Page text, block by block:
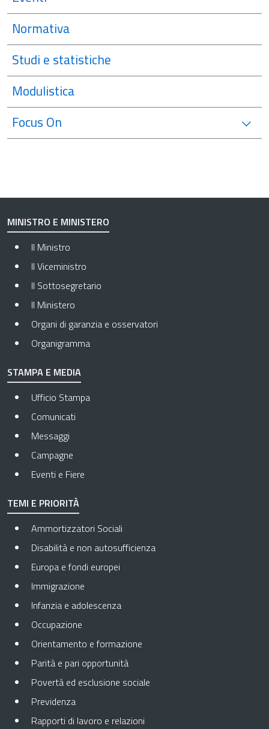
Normativa
Studi e statistiche
Modulistica
Focus On
MINISTRO E MINISTERO
Il Ministro
Il Viceministro
Il Sottosegretario
Il Ministero
Organi di garanzia e osservatori
Organigramma
STAMPA E MEDIA
Ufficio Stampa
Comunicati
Messaggi
Campagne
Eventi e Fiere
TEMI E PRIORITÀ
Ammortizzatori Sociali
Disabilità e non autosufficienza
Europa e fondi europei
Immigrazione
Infanzia e adolescenza
Occupazione
Orientamento e formazione
Parità e pari opportunità
Povertà ed esclusione sociale
Previdenza
Rapporti di lavoro e relazioni